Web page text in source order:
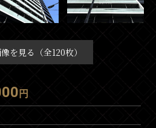
を見る（全120枚）
円